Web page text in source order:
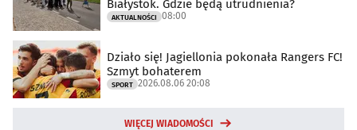
Białystok. Gdzie będą utrudnienia?
AKTUALNOŚCI 08:00
Działo się! Jagiellonia pokonała Rangers FC!
Szmyt bohaterem
SPORT 2026.08.06 20:08
WIĘCEJ WIADOMOŚCI